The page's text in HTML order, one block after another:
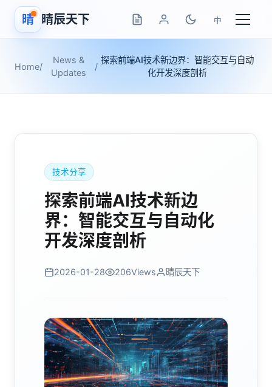
晴 晴辰天下 中
Home/
News &
Updates
/
探索前端AI技术新边界：智能交互与自动
化开发深度剖析
技术分享
探索前端AI技术新边
界：智能交互与自动化
开发深度剖析
2026-01-28 206Views 晴辰天下